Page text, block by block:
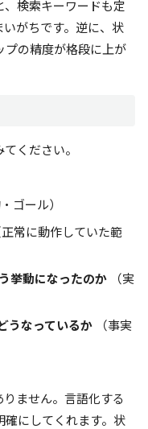
検索キーワードも定
がちです。逆に、状
プの精度が格段に上が
ください。
ゴール）
正常に動作していた範
挙動になったのか （実
うなっているか （事実
ません。言語化する
確にしてくれます。状